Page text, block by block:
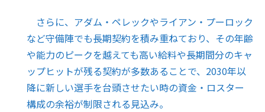
さらに、アダム・ペレックやライアン・プーロック
など守備陣でも長期契約を積み重ねており、その年齢
や能力のピークを越えても高い給料や長期間分のキャ
ップヒットが残る契約が多数あることで、2030年以
降に新しい選手を台頭させたい時の資金・ロスター
構成の余裕が制限される見込み。